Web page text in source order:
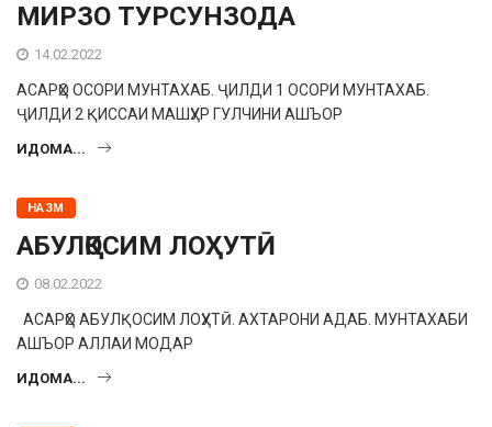
МИРЗО ТУРСУНЗОДА
14.02.2022
АСАРҲО ОСОРИ МУНТАХАБ. ҶИЛДИ 1 ОСОРИ МУНТАХАБ.
ҶИЛДИ 2 ҚИССАИ МАШҲУР ГУЛЧИНИ АШЪОР
ИДОМА...
НАЗМ
АБУЛҚОСИМ ЛОҲУТӢ
08.02.2022
АСАРҲО АБУЛҚОСИМ ЛОҲУТӢ. АХТАРОНИ АДАБ. МУНТАХАБИ
АШЪОР АЛЛАИ МОДАР
ИДОМА...